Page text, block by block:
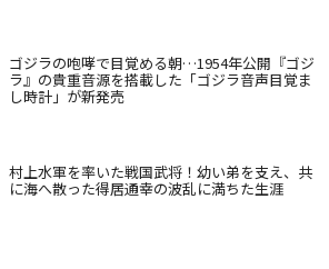
ゴジラの咆哮で目覚める朝…1954年公開『ゴジ
ラ』の貴重音源を搭載した「ゴジラ音声目覚ま
し時計」が新発売
村上水軍を率いた戦国武将！幼い弟を支え、共
に海へ散った得居通幸の波乱に満ちた生涯